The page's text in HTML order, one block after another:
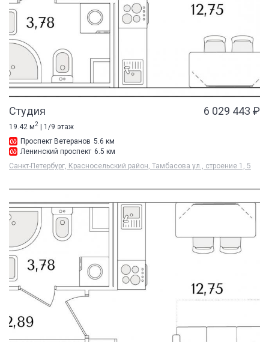
Студия 6 029 443 ₽
19.42 м2
| 1/9 этаж
Проспект Ветеранов 5.6 км
Ленинский проспект 6.5 км
Санкт-Петербург, Красносельский район, Тамбасова ул., строение 1, 5